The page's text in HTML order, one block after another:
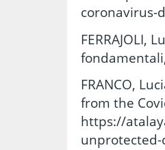
coronavirus-
FERRAJOLI,
FRANCO,
from the
https://
unprotected-